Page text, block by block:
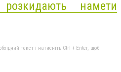
розкидають намети
текст і натисніть Ctrl + Enter, щоб